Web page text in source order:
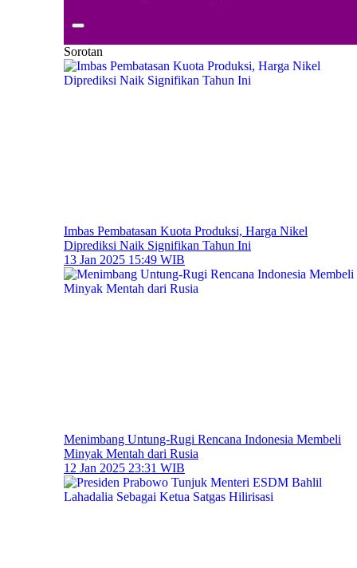
Sorotan
Imbas Pembatasan Kuota Produksi, Harga Nikel
Diprediksi Naik Signifikan Tahun Ini
13 Jan 2025 15:49 WIB
Menimbang Untung-Rugi Rencana Indonesia Membeli
Minyak Mentah dari Rusia
12 Jan 2025 23:31 WIB